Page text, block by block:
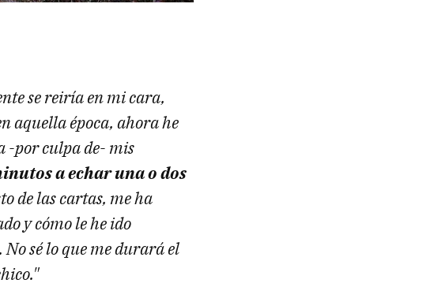
se reiría en mi cara,
aquella época, ahora he
-por culpa de- mis
a echar una o dos
de las cartas, me ha
y cómo le he ido
sé lo que me durará el